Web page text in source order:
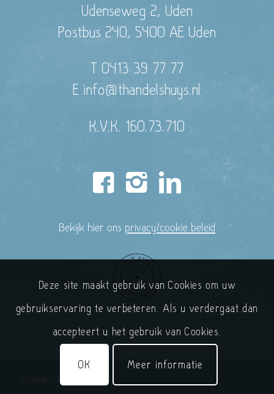
Udenseweg 2, Uden
Postbus 240, 5400 AE Uden
T 0413 39 77 77
E info@thandelshuys.nl
K.V.K. 160.73.710
Bekijk hier ons privacy/cookie beleid
Deze site maakt gebruik van Cookies om uw
gebruikservaring te verbeteren. Als u verdergaat dan
accepteert u het gebruik van Cookies.
OK Meer informatie